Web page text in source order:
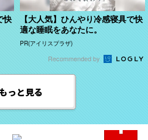
快
【大人気】ひんやり冷感寝具で快
適な睡眠をあなたに。
PR(アイリスプラザ)
Recommended by
もっと見る